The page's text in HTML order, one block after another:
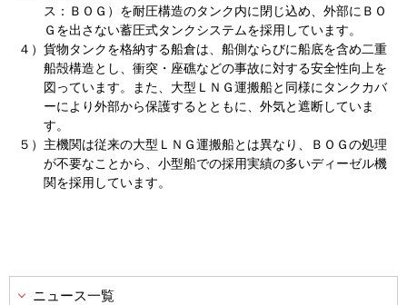
ス：ＢＯＧ）を耐圧構造のタンク内に閉じ込め、外部にＢＯ
Ｇを出さない蓄圧式タンクシステムを採用しています。
４） 貨物タンクを格納する船倉は、船側ならびに船底を含め二重
船殻構造とし、衝突・座礁などの事故に対する安全性向上を
図っています。また、大型ＬＮＧ運搬船と同様にタンクカバ
ーにより外部から保護するとともに、外気と遮断していま
す。
５） 主機関は従来の大型ＬＮＧ運搬船とは異なり、ＢＯＧの処理
が不要なことから、小型船での採用実績の多いディーゼル機
関を採用しています。
ニュース一覧